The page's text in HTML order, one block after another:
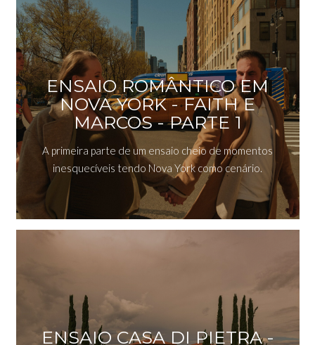
ENSAIO ROMÂNTICO EM
NOVA YORK - FAITH E
MARCOS - PARTE 1
A primeira parte de um ensaio cheio de momentos
inesquecíveis tendo Nova York como cenário.
ENSAIO CASA DI PIETRA -